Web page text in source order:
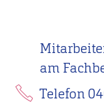
am
Telefon